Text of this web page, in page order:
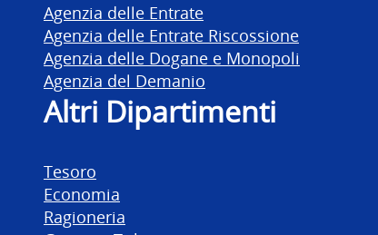
Agenzia delle Entrate
Agenzia delle Entrate Riscossione
Agenzia delle Dogane e Monopoli
Agenzia del Demanio
Altri Dipartimenti
Tesoro
Economia
Ragioneria